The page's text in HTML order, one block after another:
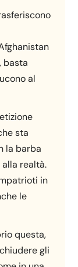
basta
al
sta
la barba
realtà.
in
le
questa,
gli